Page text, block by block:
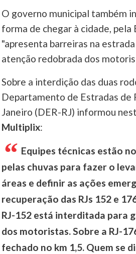
O governo municipal também
forma de chegar à cidade, pela
"apresenta barreiras na
atenção redobrada dos
Sobre a interdição das duas
Departamento de Estradas de
Janeiro (DER-RJ) informou
Multiplix:
Equipes técnicas estão
pelas chuvas para fazer o
áreas e definir as ações
recuperação das RJs 152 e
RJ-152 está interditada para
dos motoristas. Sobre a RJ-
fechado no km 1,5. Quem se